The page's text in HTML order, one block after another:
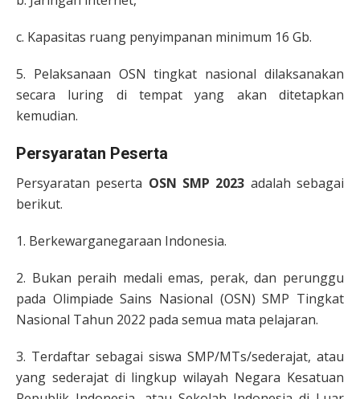
c. Kapasitas ruang penyimpanan minimum 16 Gb.
5. Pelaksanaan OSN tingkat nasional dilaksanakan
secara luring di tempat yang akan ditetapkan
kemudian.
Persyaratan Peserta
Persyaratan peserta OSN SMP 2023 adalah sebagai
berikut.
1. Berkewarganegaraan Indonesia.
2. Bukan peraih medali emas, perak, dan perunggu
pada Olimpiade Sains Nasional (OSN) SMP Tingkat
Nasional Tahun 2022 pada semua mata pelajaran.
3. Terdaftar sebagai siswa SMP/MTs/sederajat, atau
yang sederajat di lingkup wilayah Negara Kesatuan